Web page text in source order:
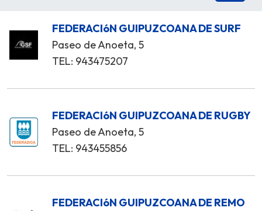
FEDERACIóN GUIPUZCOANA DE SURF
Paseo de Anoeta, 5
TEL: 943475207
FEDERACIóN GUIPUZCOANA DE RUGBY
Paseo de Anoeta, 5
TEL: 943455856
FEDERACIóN GUIPUZCOANA DE REMO